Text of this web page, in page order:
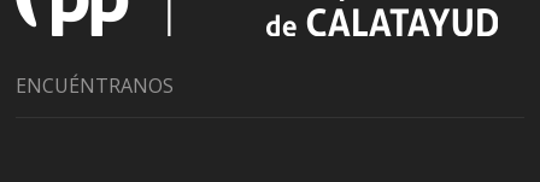
ENCUÉNTRANOS